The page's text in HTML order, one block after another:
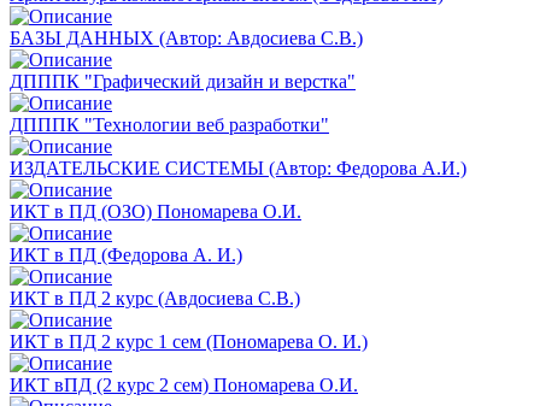
БАЗЫ ДАННЫХ (Автор: Авдосиева С.В.)
ДПППК "Графический дизайн и верстка"
ДПППК "Технологии веб разработки"
ИЗДАТЕЛЬСКИЕ СИСТЕМЫ (Автор: Федорова А.И.)
ИКТ в ПД (ОЗО) Пономарева О.И.
ИКТ в ПД (Федорова А. И.)
ИКТ в ПД 2 курс (Авдосиева С.В.)
ИКТ в ПД 2 курс 1 сем (Пономарева О. И.)
ИКТ вПД (2 курс 2 сем) Пономарева О.И.